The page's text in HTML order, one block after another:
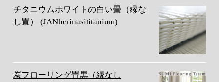
チタニウムホワイトの白い畳（縁な
し畳） (JANherinasititanium)
炭フローリング畳黒（縁なし